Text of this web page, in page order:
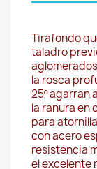
Tirafondo
taladro
la rosca
25º agarran
la ranura en
para
con acero
resistencia
el excelente